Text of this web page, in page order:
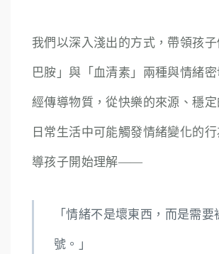
我們以深入淺出的方式，帶領孩
巴胺」與「血清素」兩種與情緒
經傳導物質，從快樂的來源、穩定
日常生活中可能觸發情緒變化的行
導孩子開始理解——
「情緒不是壞東西，而是需
號。」